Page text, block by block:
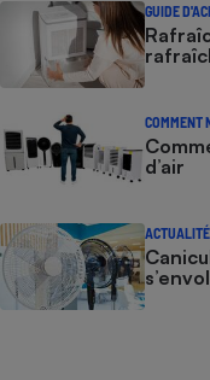
GUIDE
COMMENT
d’air
ACTUALITÉ